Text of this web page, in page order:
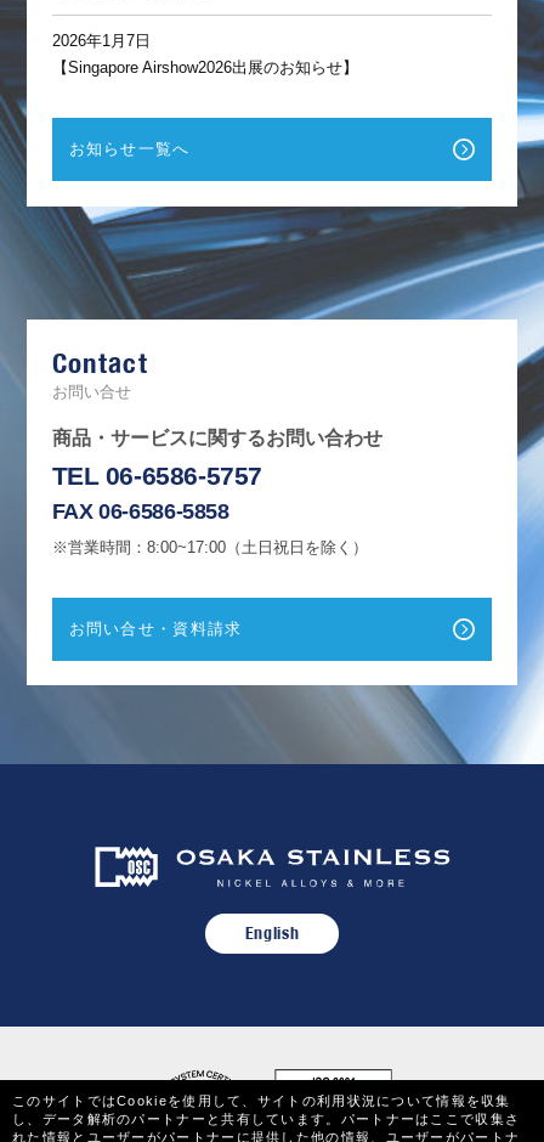
2026年1月7日
【Singapore Airshow2026出展のお知らせ】
お知らせ一覧へ
e
o
o
k
Contact
お問い合せ
商品・サービスに関するお問い合わせ
TEL 06-6586-5757
FAX 06-6586-5858
※営業時間：8:00~17:00（土日祝日を除く）
お問い合せ・資料請求
English
このサイトではCookieを使用して、サイトの利用状況について情報を収集
し、データ解析のパートナーと共有しています。パートナーはここで収集さ
れた情報とユーザーがパートナーに提供した他の情報、ユーザーがパートナ